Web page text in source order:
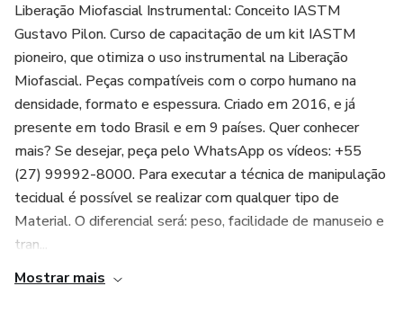
Liberação Miofascial Instrumental: Conceito IASTM
Gustavo Pilon. Curso de capacitação de um kit IASTM
pioneiro, que otimiza o uso instrumental na Liberação
Miofascial. Peças compatíveis com o corpo humano na
densidade, formato e espessura. Criado em 2016, e já
presente em todo Brasil e em 9 países. Quer conhecer
mais? Se desejar, peça pelo WhatsApp os vídeos: +55
(27) 99992-8000. Para executar a técnica de manipulação
tecidual é possível se realizar com qualquer tipo de
Material. O diferencial será: peso, facilidade de manuseio e
tran...
Mostrar mais